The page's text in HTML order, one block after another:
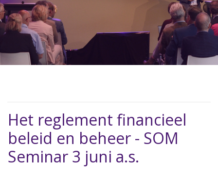
Het reglement financieel
beleid en beheer - SOM
Seminar 3 juni a.s.